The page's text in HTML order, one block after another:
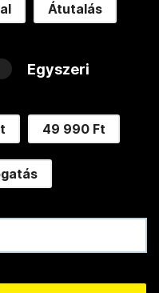
Átutalás
Egyszeri
49 990 Ft